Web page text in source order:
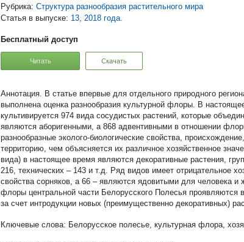
Рубрика: Структура разнообразия растительного мира
Статья в выпуске: 13, 2018 года.
Бесплатный доступ
Читать Скачать
В статье впервые для отдельного природного
выполнена оценка разнообразия культурной флоры. В
культивируется 974 вида сосудистых растений, которые
являются аборигенными, а 868 адвентивными в отношении
разнообразные эколого-биологические свойства,
территорию, чем объясняется их различное хозяйственное
вида) в настоящее время являются декоративные растения,
216, технических – 143 и т.д. Ряд видов имеет отрицательное
свойства сорняков, а 66 – являются ядовитыми для человека
флоры центральной части Белорусского Полесья проявляются
за счет интродукции новых (преимущественно декоративных)
Белорусское полесье, культурная флора,